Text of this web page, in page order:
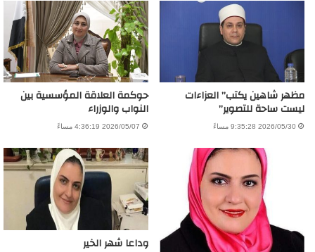
مظهر شاهين يكتب” العزاءات
ليست ساحة للتصوير”
2026/05/30 9:35:28 مساءً
حوكمة العلاقة المؤسسية بين
النواب والوزراء
2026/05/07 4:36:19 مساءً
وداعا شهر الخير